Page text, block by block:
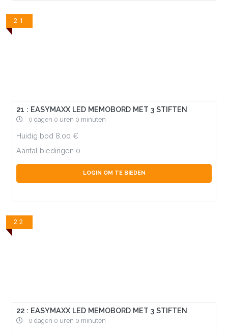
21
21 : EASYMAXX LED MEMOBORD MET 3 STIFTEN
0 dagen 0 uren 0 minuten
Huidig bod 8,00
Aantal biedingen 0
LOGIN OM TE BIEDEN
22
22 : EASYMAXX LED MEMOBORD MET 3 STIFTEN
0 dagen 0 uren 0 minuten